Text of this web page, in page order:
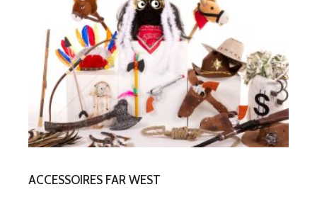
ACCESSOIRES FAR WEST